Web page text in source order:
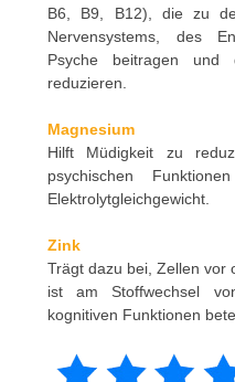
B6, B9, B12), die zu
Nervensystems, des
Psyche beitragen und
reduzieren.
Magnesium
Hilft Müdigkeit zu
psychischen
Elektrolytgleichgewicht.
Zink
Trägt dazu bei, Zellen vor
ist am Stoffwechsel
kognitiven Funktionen